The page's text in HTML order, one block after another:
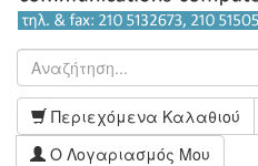
Περιεχόμενα Καλαθιού
Ο Λογαριασμός Μου